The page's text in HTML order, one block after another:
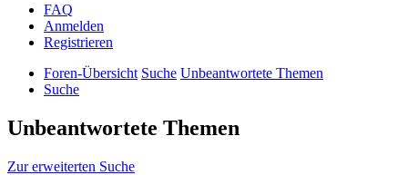
FAQ
Anmelden
Registrieren
Foren-Übersicht Suche Unbeantwortete Themen
Suche
Unbeantwortete Themen
Zur erweiterten Suche